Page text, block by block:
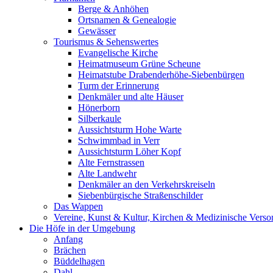
Berge & Anhöhen
Ortsnamen & Genealogie
Gewässer
Tourismus & Sehenswertes
Evangelische Kirche
Heimatmuseum Grüne Scheune
Heimatstube Drabenderhöhe-Siebenbürgen
Turm der Erinnerung
Denkmäler und alte Häuser
Hönerborn
Silberkaule
Aussichtsturm Hohe Warte
Schwimmbad in Verr
Aussichtsturm Löher Kopf
Alte Fernstrassen
Alte Landwehr
Denkmäler an den Verkehrskreiseln
Siebenbürgische Straßenschilder
Das Wappen
Vereine, Kunst & Kultur, Kirchen & Medizinische
Die Höfe in der Umgebung
Anfang
Brächen
Büddelhagen